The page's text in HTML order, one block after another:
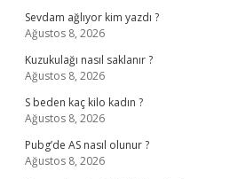
Sevdam ağlıyor kim yazdı ?
Ağustos 8, 2026
Kuzukulağı nasıl saklanır ?
Ağustos 8, 2026
S beden kaç kilo kadın ?
Ağustos 8, 2026
Pubg’de AS nasıl olunur ?
Ağustos 8, 2026